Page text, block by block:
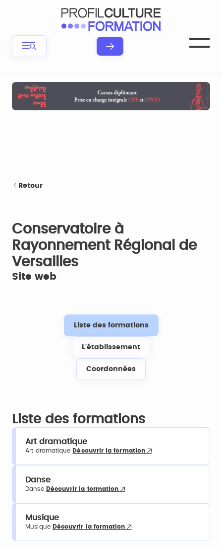
Retour
Conservatoire à
Rayonnement Régional de
Versailles
Site web
Liste des formations
L'établissement
Coordonnées
Liste des formations
Art dramatique
Art dramatique Découvrir la formation
Danse
Danse Découvrir la formation
Musique
Musique Découvrir la formation